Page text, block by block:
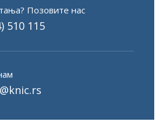
Позовите нас
510 115